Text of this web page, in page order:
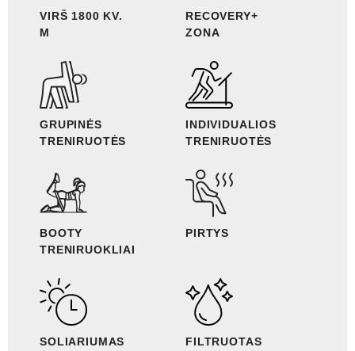
VIRŠ 1800 KV.
M
RECOVERY+
ZONA
GRUPINĖS
TRENIRUOTĖS
INDIVIDUALIOS
TRENIRUOTĖS
BOOTY
TRENIRUOKLIAI
PIRTYS
SOLIARIUMAS
FILTRUOTAS